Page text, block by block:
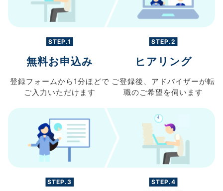
STEP.1
無料お申込み
登録フォームから 1分ほどで
ご入力 いただけます
STEP.2
ヒアリング
ご登録後、 アドバイザーが転
職のご希望を伺います
STEP.3 STEP.4